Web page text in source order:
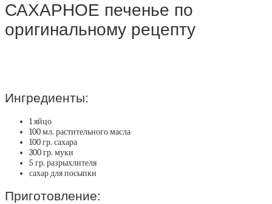
САХАРНОЕ печенье по
оригинальному рецепту
Ингредиенты:
1 яйцо
100 мл. растительного масла
100 гр. сахара
300 гр. муки
5 гр. разрыхлителя
сахар для посыпки
Приготовление: